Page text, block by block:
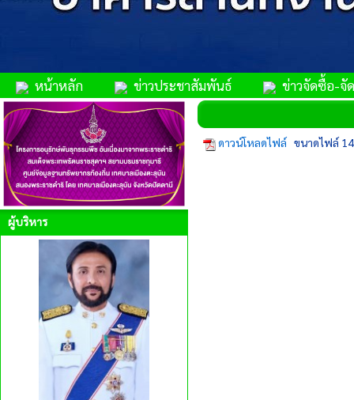
หน้าหลัก ข่าวประชาสัมพันธ์ ข่าวจัดซื้อ-จั
ผู้บริหาร
ดาวน์โหลดไฟล์ ขนาดไฟล์